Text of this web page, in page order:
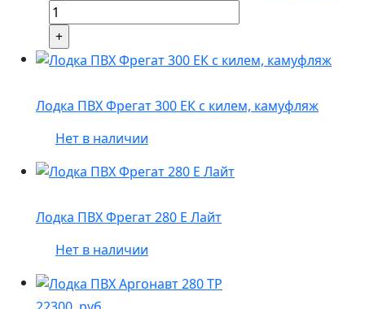
Лодка ПВХ Фрегат 300 ЕК с килем, камуфляж
Нет в наличии
Лодка ПВХ Фрегат 280 Е Лайт
Нет в наличии